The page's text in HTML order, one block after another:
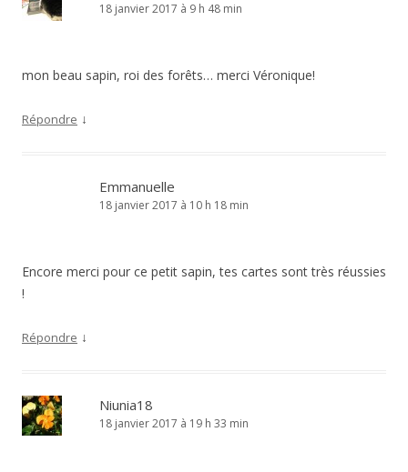
18 janvier 2017 à 9 h 48 min
mon beau sapin, roi des forêts… merci Véronique!
Répondre ↓
Emmanuelle
18 janvier 2017 à 10 h 18 min
Encore merci pour ce petit sapin, tes cartes sont très réussies
!
Répondre ↓
Niunia18
18 janvier 2017 à 19 h 33 min